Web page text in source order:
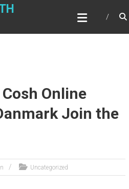
Online
Join the
Uncategorized